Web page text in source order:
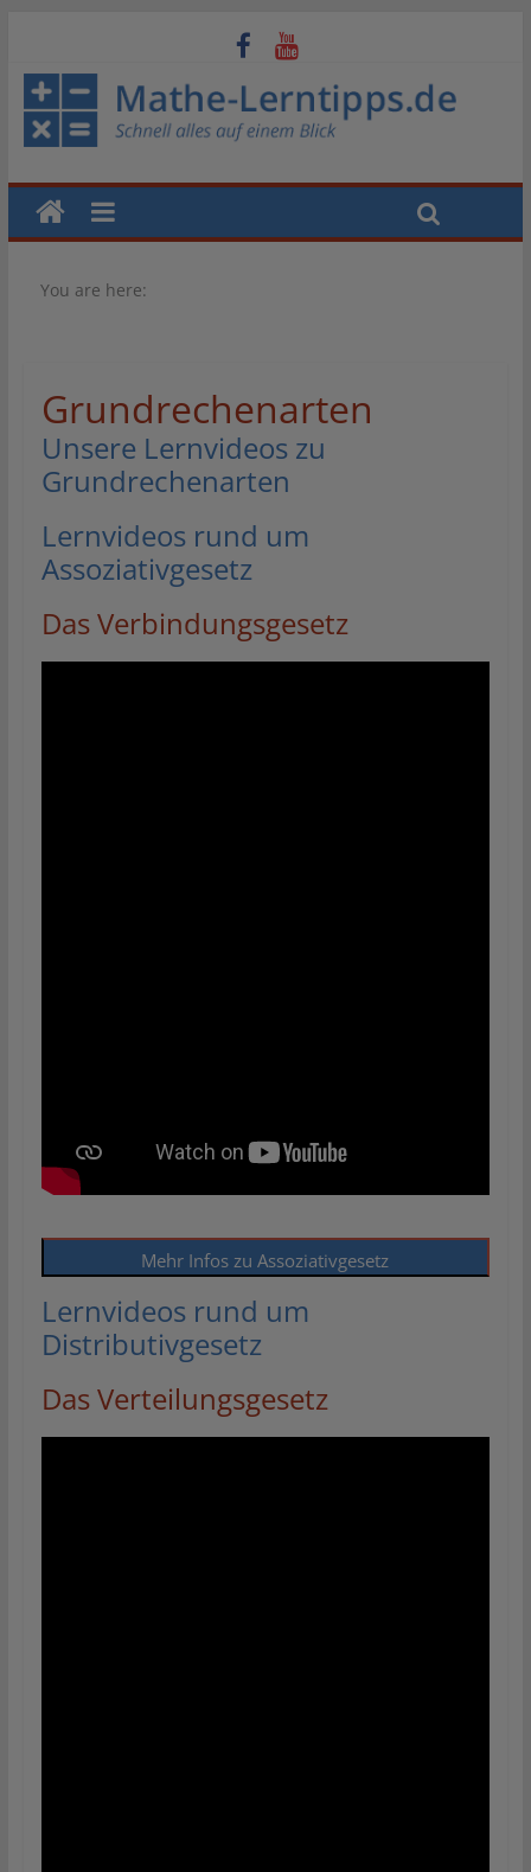
You are here:
Grundrechenarten
Unsere Lernvideos zu
Grundrechenarten
Lernvideos rund um
Assoziativgesetz
Das Verbindungsgesetz
Mehr Infos zu Assoziativgesetz
Lernvideos rund um
Distributivgesetz
Das Verteilungsgesetz